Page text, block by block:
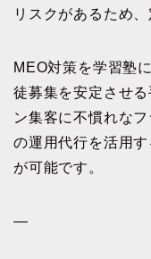
リスクがあるため
MEO対策を学習塾
徒募集を安定させ
ン集客に不慣れな
の運用代行を活用
が可能です。
—